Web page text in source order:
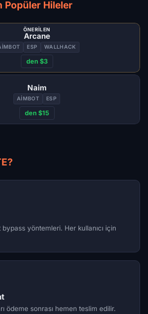
Popüler Hileler
ÖNERILEN
Arcane
ESP WALLHACK
den $3
Naim
AIMBOT ESP
den $15
yöntemleri. Her kullanıcı için
ödeme sonrası hemen teslim edilir.